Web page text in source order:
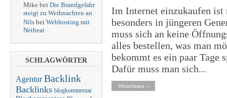
Mike bei Die Brandgefahr
steigt zu Weihnachten an
Nils bei Webhosting mit
Netbeat
SCHLAGWÖRTER
Agentur Backlink
Backlinks blogkommentar
Im Internet einzukaufen
besonders in jüngeren
muss sich an keine
alles bestellen, was man
bekommt es ein paar Tage
Dafür muss man sich...
Weiterlesen »